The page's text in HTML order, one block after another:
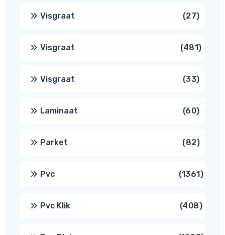
Visgraat 2727
Visgraat 481481
Visgraat 3333
Laminaat 6060
Parket 8282
Pvc 13611361
Pvc Klik 408408